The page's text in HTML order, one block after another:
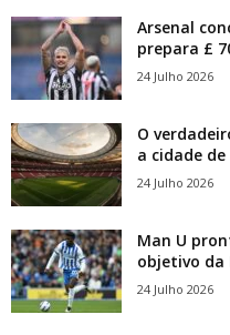
Arsenal
prepara £
24 Julho 2026
O
a cidade de
24 Julho 2026
Man U
objetivo da
24 Julho 2026